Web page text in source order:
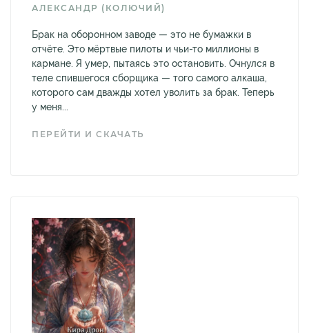
АЛЕКСАНДР (КОЛЮЧИЙ)
Брак на оборонном заводе — это не бумажки в
отчёте. Это мёртвые пилоты и чьи-то миллионы в
кармане. Я умер, пытаясь это остановить. Очнулся в
теле спившегося сборщика — того самого алкаша,
которого сам дважды хотел уволить за брак. Теперь
у меня...
ПЕРЕЙТИ И СКАЧАТЬ